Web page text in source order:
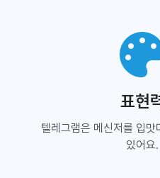
표현
텔레그램은 메신저를 입맛
있어요.